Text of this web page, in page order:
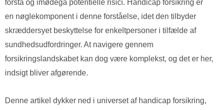
forstå og imødegå potentielle risici. Handicap forsikring er
en nøglekomponent i denne forståelse, idet den tilbyder
skræddersyet beskyttelse for enkeltpersoner i tilfælde af
sundhedsudfordringer. At navigere gennem
forsikringslandskabet kan dog være komplekst, og det er her,
indsigt bliver afgørende.
Denne artikel dykker ned i universet af handicap forsikring,